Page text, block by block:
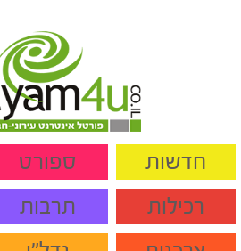
חדשות ספורט
רכילות
תרבות